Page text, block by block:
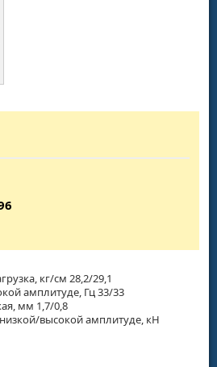
кг/см 28,2/29,1
амплитуде, Гц 33/33
мм 1,7/0,8
высокой амплитуде, кН